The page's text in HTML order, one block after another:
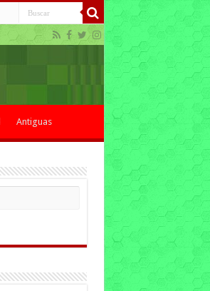
Antiguas